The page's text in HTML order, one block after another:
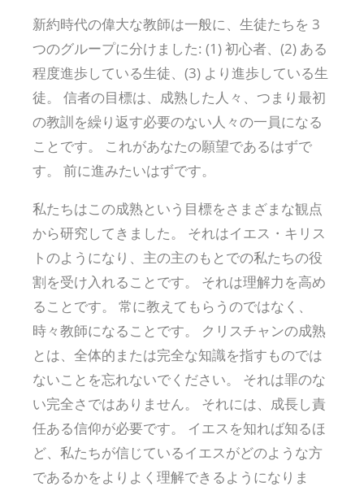
新約時代の偉大な教師は一般に、生徒たちを 3
つのグループに分けました: (1) 初心者、(2) ある
程度進歩している生徒、(3) より進歩している生
徒。 信者の目標は、成熟した人々、つまり最初
の教訓を繰り返す必要のない人々の一員になる
ことです。 これがあなたの願望であるはずで
す。 前に進みたいはずです。
私たちはこの成熟という目標をさまざまな観点
から研究してきました。 それはイエス・キリス
トのようになり、主の主のもとでの私たちの役
割を受け入れることです。 それは理解力を高め
ることです。 常に教えてもらうのではなく、
時々教師になることです。 クリスチャンの成熟
とは、全体的または完全な知識を指すものでは
ないことを忘れないでください。 それは罪のな
い完全さではありません。 それには、成長し責
任ある信仰が必要です。 イエスを知れば知るほ
ど、私たちが信じているイエスがどのような方
であるかをよりよく理解できるようになりま